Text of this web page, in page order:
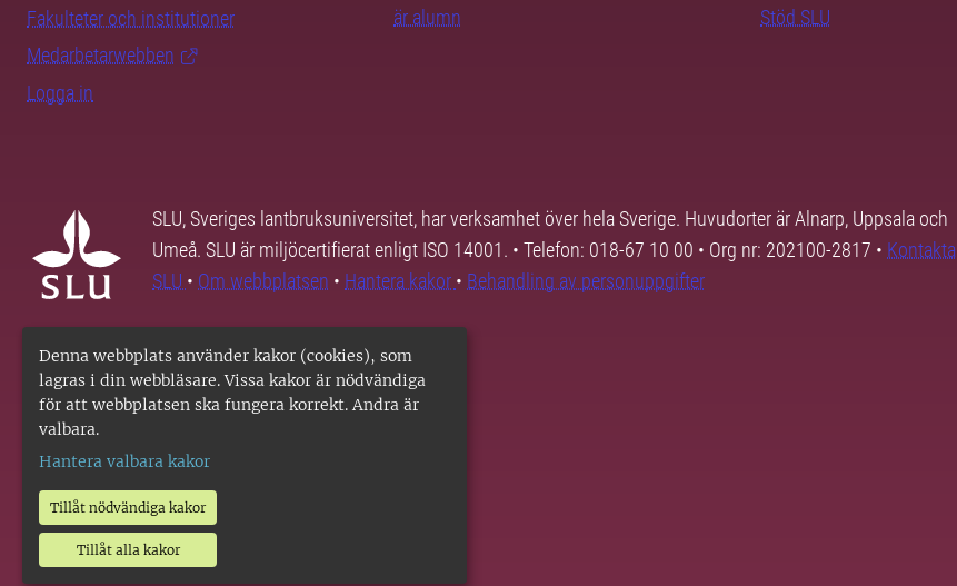
Denna webbplats använder kakor (cookies), som
lagras i din webbläsare. Vissa kakor är nödvändiga
för att webbplatsen ska fungera korrekt. Andra är
valbara.
Hantera valbara kakor
Tillåt nödvändiga kakor
Tillåt alla kakor
Fakulteter och institutioner
Medarbetarwebben
Logga in
är alumn
Stöd SLU
SLU, Sveriges lantbruksuniversitet, har verksamhet över hela Sverige. Huvudorter är Alnarp, Uppsala och
Umeå. SLU är miljöcertifierat enligt ISO 14001. • Telefon: 018-67 10 00 • Org nr: 202100-2817 • Kontakta
SLU • Om webbplatsen • Hantera kakor • Behandling av personuppgifter